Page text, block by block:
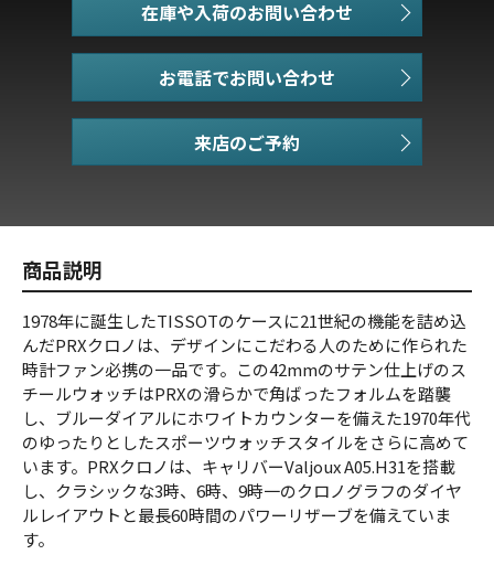
在庫や入荷のお問い合わせ
お電話でお問い合わせ
商品説明
1978年に誕生したTISSOTのケースに21世紀の機能を詰め込
んだPRXクロノは、デザインにこだわる人のために作られた
時計ファン必携の一品です。この42mmのサテン仕上げのス
チールウォッチはPRXの滑らかで角ばったフォルムを踏襲
し、ブルーダイアルにホワイトカウンターを備えた1970年代
のゆったりとしたスポーツウォッチスタイルをさらに高めて
います。PRXクロノは、キャリバーValjoux A05.H31を搭載
し、クラシックな3時、6時、9時一のクロノグラフのダイヤ
ルレイアウトと最長60時間のパワーリザーブを備えていま
す。